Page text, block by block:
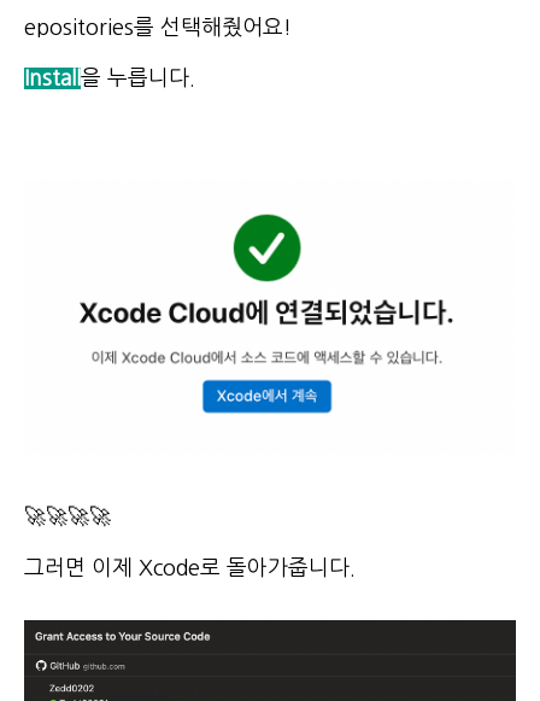
epositories를 선택해줬어요!
Install 을 누릅니다.
🚀🚀🚀🚀
그러면 이제 Xcode로 돌아가줍니다.